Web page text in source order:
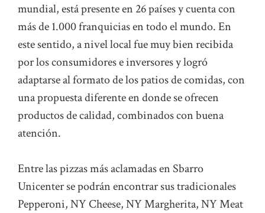
mundial, está presente en 26 países y cuenta con
más de 1.000 franquicias en todo el mundo. En
este sentido, a nivel local fue muy bien recibida
por los consumidores e inversores y logró
adaptarse al formato de los patios de comidas, con
una propuesta diferente en donde se ofrecen
productos de calidad, combinados con buena
atención.
Entre las pizzas más aclamadas en Sbarro
Unicenter se podrán encontrar sus tradicionales
Pepperoni, NY Cheese, NY Margherita, NY Meat